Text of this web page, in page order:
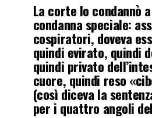
La corte lo condannò
condanna speciale:
cospiratori, doveva
quindi evirato, quindi
quindi privato
cuore, quindi reso
(così diceva la
per i quattro angoli